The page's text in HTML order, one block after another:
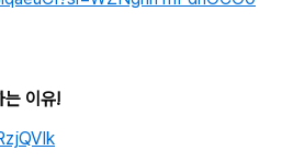
는 이유!